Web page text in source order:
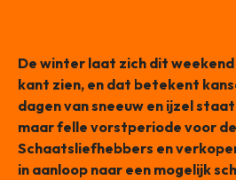
De winter laat zich dit
kant zien, en dat betekent
dagen van sneeuw en ijzel
maar felle vorstperiode voor
Schaatsliefhebbers en
in aanloop naar een mogelijk